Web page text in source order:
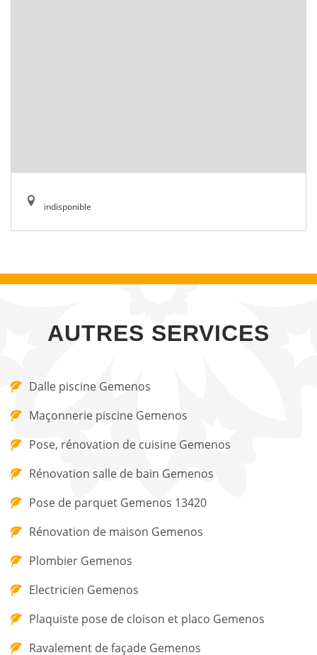
indisponible
AUTRES SERVICES
Dalle piscine Gemenos
Maçonnerie piscine Gemenos
Pose, rénovation de cuisine Gemenos
Rénovation salle de bain Gemenos
Pose de parquet Gemenos 13420
Rénovation de maison Gemenos
Plombier Gemenos
Electricien Gemenos
Plaquiste pose de cloison et placo Gemenos
Ravalement de façade Gemenos